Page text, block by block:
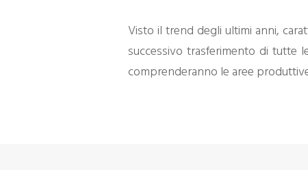
Visto il trend degli ultimi anni,
successivo trasferimento di tutte
comprenderanno le aree